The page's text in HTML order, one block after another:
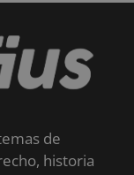
de
historia